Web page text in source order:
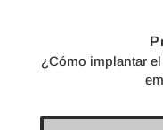
¿Cómo implantar